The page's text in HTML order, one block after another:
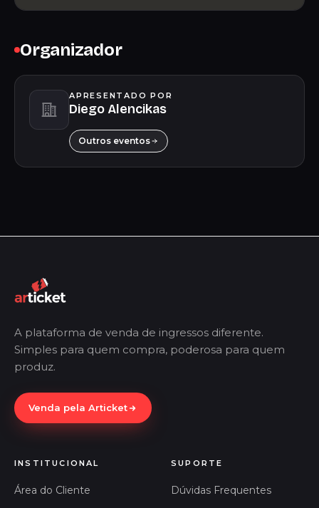
Organizador
APRESENTADO POR
Diego Alencikas
Outros eventos
A plataforma de venda de ingressos diferente.
Simples para quem compra, poderosa para quem
produz.
Venda pela Articket
INSTITUCIONAL
Área do Cliente
SUPORTE
Dúvidas Frequentes